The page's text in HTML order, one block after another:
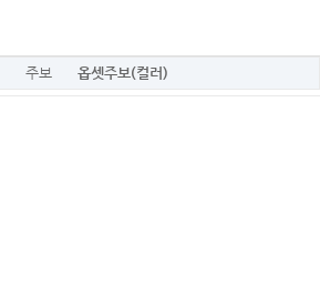
주보 옵셋주보(컬러)